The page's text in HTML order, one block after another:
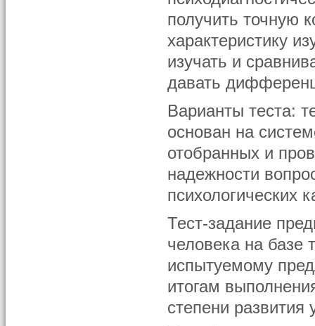
получить точную
характеристику
изучать и
давать
Варианты теста:
основан на
отобранных и
надежности
психологических
Тест-задание
человека на базе
испытуемому
итогам
степени развития